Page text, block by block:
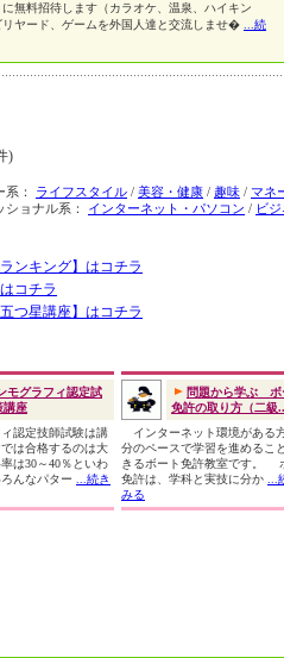
無料招待します（カラオケ、温泉、ハイキン
リヤード、ゲームを外国人達と交流しませ�
...続
)
： ライフスタイル / 美容・健康 / 趣味 / マネ
ョナル系： インターネット・パソコン / ビ
ンキング】はコチラ
コチラ
つ星講座】はコチラ
モグラフィ認定試
講座
認定技師試験は講
は合格するのは大
は30～40％といわ
んなパター
...続き
問題から学ぶ ボ
免許の取り方（二級
インターネット環境がある
分のペースで学習を進めるこ
きるボート免許教室です。
免許は、学科と実技に分か
みる